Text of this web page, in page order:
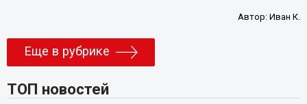
Автор:Иван К.
Еще в рубрике
ТОП новостей